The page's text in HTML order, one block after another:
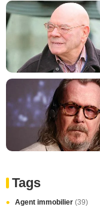
Tags
Agent immobilier (39)